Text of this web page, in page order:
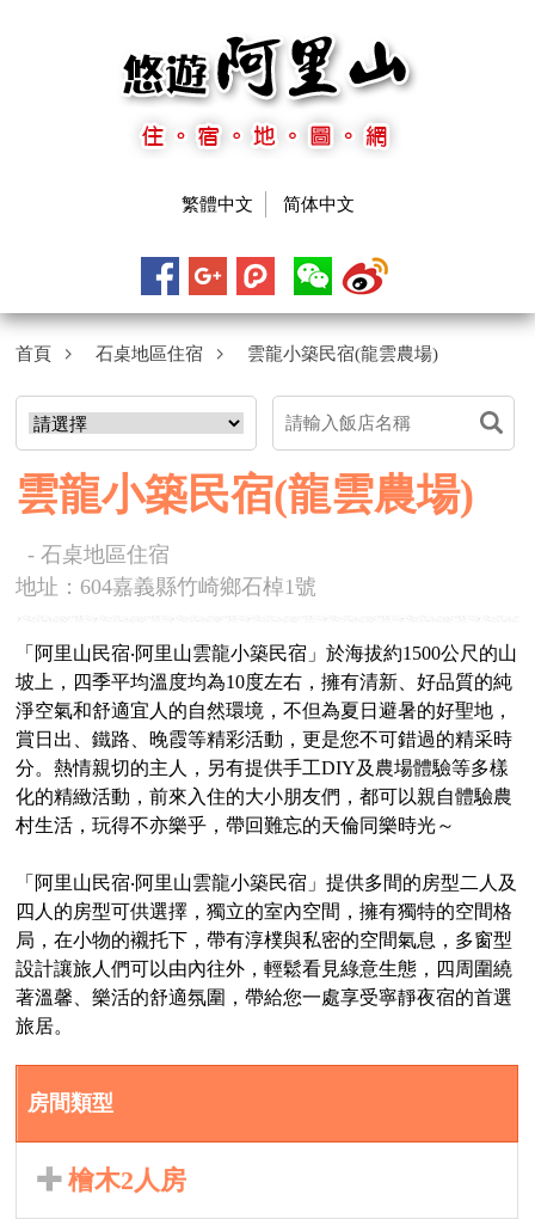
繁體中文 简体中文
首頁 石桌地區住宿 雲龍小築民宿(龍雲農場)
雲龍小築民宿(龍雲農場)
- 石桌地區住宿
地址：604嘉義縣竹崎鄉石棹1號
「阿里山民宿‧阿里山雲龍小築民宿」於海拔約1500公尺的山
坡上，四季平均溫度均為10度左右，擁有清新、好品質的純
淨空氣和舒適宜人的自然環境，不但為夏日避暑的好聖地，
賞日出、鐵路、晚霞等精彩活動，更是您不可錯過的精采時
分。熱情親切的主人，另有提供手工DIY及農場體驗等多樣
化的精緻活動，前來入住的大小朋友們，都可以親自體驗農
村生活，玩得不亦樂乎，帶回難忘的天倫同樂時光～
「阿里山民宿‧阿里山雲龍小築民宿」提供多間的房型二人及
四人的房型可供選擇，獨立的室內空間，擁有獨特的空間格
局，在小物的襯托下，帶有淳樸與私密的空間氣息，多窗型
設計讓旅人們可以由內往外，輕鬆看見綠意生態，四周圍繞
著溫馨、樂活的舒適氛圍，帶給您一處享受寧靜夜宿的首選
旅居。
房間類型
檜木2人房